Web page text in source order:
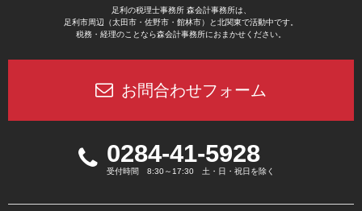
足利の税理士事務所 森会計事務所は、
足利市周辺（太田市・佐野市・館林市）と北関東で活動中です。
税務・経理のことなら森会計事務所におまかせください。
お問合わせフォーム
0284-41-5928
受付時間 8:30～17:30 土・日・祝日を除く